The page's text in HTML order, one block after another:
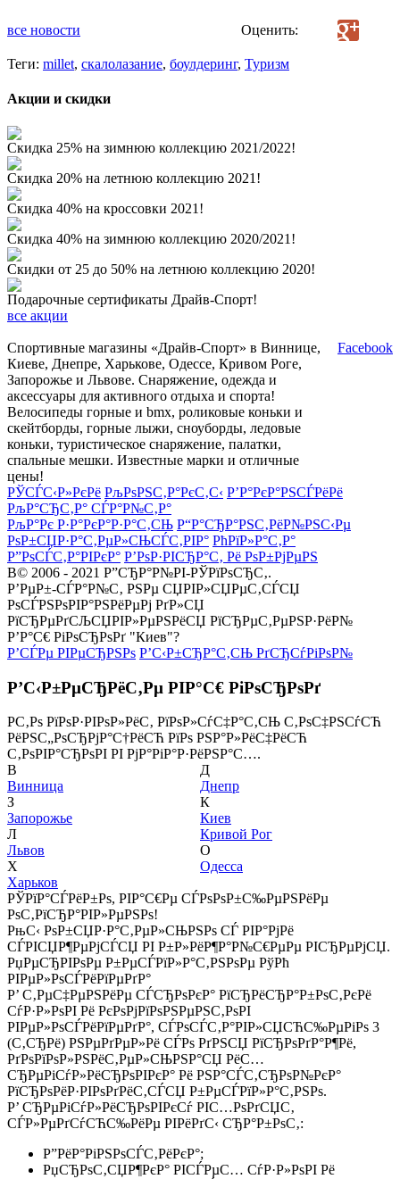
все новости Оценить:
Теги: millet, скалолазание, боулдеринг, Туризм
Акции и скидки
Скидка 25% на зимнюю коллекцию 2021/2022!
Скидка 20% на летнюю коллекцию 2021!
Скидка 40% на кроссовки 2021!
Скидка 40% на зимнюю коллекцию 2020/2021!
Скидки от 25 до 50% на летнюю коллекцию 2020!
Подарочные сертификаты Драйв-Спорт!
все акции
Спортивные магазины «Драйв-Спорт» в Виннице,
Киеве, Днепре, Харькове, Одессе, Кривом Роге,
Запорожье и Львове. Снаряжение, одежда и
аксессуары для активного отдыха и спорта!
Велосипеды горные и bmx, роликовые коньки и
скейтборды, горные лыжи, сноуборды, ледовые
коньки, туристическое снаряжение, палатки,
спальные мешки. Известные марки и отличные
цены!
Facebook
РЎСЃС‹Р»РєРё РљРѕРЅС‚Р°РєС‚С‹ Р’Р°РєР°РЅСЃРёРё
РљР°СЂС‚Р° СЃР°Р№С‚Р°
РљР°Рє Р·Р°РєР°Р·Р°С‚СЊ Р“Р°СЂР°РЅС‚РёР№РЅС‹Рµ
РѕР±СЏР·Р°С‚РµР»СЊСЃС‚РІР° РћРїР»Р°С‚Р°
Р”РѕСЃС‚Р°РІРєР° Р’РѕР·РІСЂР°С‚ Рё РѕР±РјРµРЅ
В© 2006 - 2021 Р”СЂР°Р№РІ-РЎРїРѕСЂС‚.
Р’РµР±-СЃР°Р№С‚ РЅРµ СЏРІР»СЏРµС‚СЃСЏ
РѕСЃРЅРѕРІР°РЅРёРµРј РґР»СЏ
РїСЂРµРґСЉСЏРІР»РµРЅРёСЏ РїСЂРµС‚РµРЅР·РёР№
Р’Р°С€ РіРѕСЂРѕРґ "Киев"?
Р’СЃРµ РІРµСЂРЅРѕ Р’С‹Р±СЂР°С‚СЊ РґСЂСѓРіРѕР№
Р’С‹Р±РµСЂРёС‚Рµ РІР°С€ РіРѕСЂРѕРґ
Р­С‚Рѕ РїРѕР·РІРѕР»РёС‚ РїРѕР»СѓС‡Р°С‚СЊ С‚РѕС‡РЅСѓСЋ
РёРЅС„РѕСЂРјР°С†РёСЋ РїРѕ РЅР°Р»РёС‡РёСЋ
С‚РѕРІР°СЂРѕРІ РІ РјР°РіР°Р·РёРЅР°С….
В
Винница
З
Запорожье
Л
Львов
Х
Харьков
Д
Днепр
К
Киев
Кривой Рог
О
Одесса
РЎРїР°СЃРёР±Рѕ, РІР°С€Рµ СЃРѕРѕР±С‰РµРЅРёРµ
РѕС‚РїСЂР°РІР»РµРЅРѕ!
РњС‹ РѕР±СЏР·Р°С‚РµР»СЊРЅРѕ СЃ РІР°РјРё
СЃРІСЏР¶РµРјСЃСЏ РІ Р±Р»РёР¶Р°Р№С€РµРµ РІСЂРµРјСЏ.
РџРµСЂРІРѕРµ Р±РµСЃРїР»Р°С‚РЅРѕРµ РўРћ
РІРµР»РѕСЃРёРїРµРґР°
Р’ С‚РµС‡РµРЅРёРµ СЃСЂРѕРєР° РїСЂРёСЂР°Р±РѕС‚РєРё
СѓР·Р»РѕРІ Рё РєРѕРјРїРѕРЅРµРЅС‚РѕРІ
РІРµР»РѕСЃРёРїРµРґР°, СЃРѕСЃС‚Р°РІР»СЏСЋС‰РµРіРѕ 3
(С‚СЂРё) РЅРµРґРµР»Рё СЃРѕ РґРЅСЏ РїСЂРѕРґР°Р¶Рё,
РґРѕРїРѕР»РЅРёС‚РµР»СЊРЅР°СЏ РёС…
СЂРµРіСѓР»РёСЂРѕРІРєР° Рё РЅР°СЃС‚СЂРѕР№РєР°
РїСЂРѕРёР·РІРѕРґРёС‚СЃСЏ Р±РµСЃРїР»Р°С‚РЅРѕ.
Р’ СЂРµРіСѓР»РёСЂРѕРІРєСѓ РІС…РѕРґСЏС‚
СЃР»РµРґСѓСЋС‰РёРµ РІРёРґС‹ СЂР°Р±РѕС‚:
Р”РёР°РіРЅРѕСЃС‚РёРєР°;
РџСЂРѕС‚СЏР¶РєР° РІСЃРµС… СѓР·Р»РѕРІ Рё